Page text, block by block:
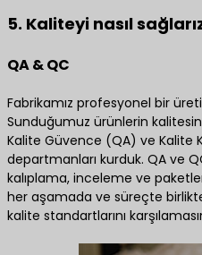
5. Kaliteyi nasıl
QA & QC
Fabrikamız profesyonel bir
Sunduğumuz ürünlerin
Kalite Güvence (QA) ve Kalite
departmanları kurduk. QA ve
kalıplama, inceleme ve
her aşamada ve süreçte
kalite standartlarını